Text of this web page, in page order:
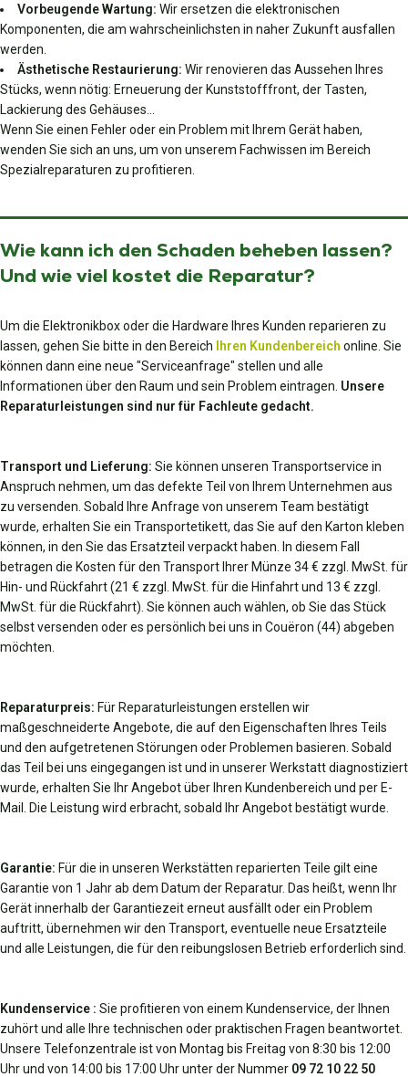
Vorbeugende Wartung: Wir ersetzen die elektronischen
Komponenten, die am wahrscheinlichsten in naher Zukunft ausfallen
werden.
Ästhetische Restaurierung: Wir renovieren das Aussehen Ihres
Stücks, wenn nötig: Erneuerung der Kunststofffront, der Tasten,
Lackierung des Gehäuses…
Wenn Sie einen Fehler oder ein Problem mit Ihrem Gerät haben,
wenden Sie sich an uns, um von unserem Fachwissen im Bereich
Spezialreparaturen zu profitieren.
Wie kann ich den Schaden beheben lassen?
Und wie viel kostet die Reparatur?
Um die Elektronikbox oder die Hardware Ihres Kunden reparieren zu
lassen, gehen Sie bitte in den Bereich
Ihren Kundenbereich online. Sie
können dann eine neue "Serviceanfrage" stellen und alle
Informationen über den Raum und sein Problem eintragen. Unsere
Reparaturleistungen sind nur für Fachleute gedacht.
Transport und Lieferung: Sie können unseren Transportservice in
Anspruch nehmen, um das defekte Teil von Ihrem Unternehmen aus
zu versenden. Sobald Ihre Anfrage von unserem Team bestätigt
wurde, erhalten Sie ein Transportetikett, das Sie auf den Karton kleben
können, in den Sie das Ersatzteil verpackt haben. In diesem Fall
betragen die Kosten für den Transport Ihrer Münze 34 € zzgl. MwSt. für
Hin- und Rückfahrt (21 € zzgl. MwSt. für die Hinfahrt und 13 € zzgl.
MwSt. für die Rückfahrt). Sie können auch wählen, ob Sie das Stück
selbst versenden oder es persönlich bei uns in Couëron (44) abgeben
möchten.
Reparaturpreis: Für Reparaturleistungen erstellen wir
maßgeschneiderte Angebote, die auf den Eigenschaften Ihres Teils
und den aufgetretenen Störungen oder Problemen basieren. Sobald
das Teil bei uns eingegangen ist und in unserer Werkstatt diagnostiziert
wurde, erhalten Sie Ihr Angebot über Ihren Kundenbereich und per E-
Mail. Die Leistung wird erbracht, sobald Ihr Angebot bestätigt wurde.
Garantie: Für die in unseren Werkstätten reparierten Teile gilt eine
Garantie von 1 Jahr ab dem Datum der Reparatur. Das heißt, wenn Ihr
Gerät innerhalb der Garantiezeit erneut ausfällt oder ein Problem
auftritt, übernehmen wir den Transport, eventuelle neue Ersatzteile
und alle Leistungen, die für den reibungslosen Betrieb erforderlich sind.
Kundenservice : Sie profitieren von einem Kundenservice, der Ihnen
zuhört und alle Ihre technischen oder praktischen Fragen beantwortet.
Unsere Telefonzentrale ist von Montag bis Freitag von 8:30 bis 12:00
Uhr und von 14:00 bis 17:00 Uhr unter der Nummer 09 72 10 22 50